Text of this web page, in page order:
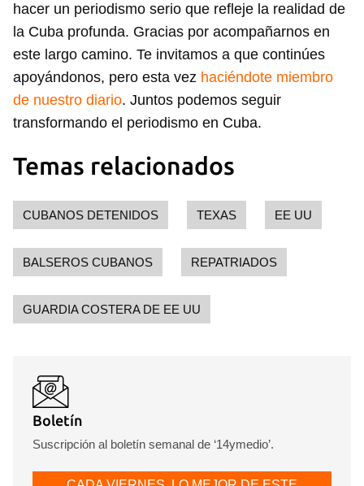
hacer un periodismo serio que refleje la realidad de
la Cuba profunda. Gracias por acompañarnos en
este largo camino. Te invitamos a que continúes
apoyándonos, pero esta vez haciéndote miembro
de nuestro diario. Juntos podemos seguir
transformando el periodismo en Cuba.
Temas relacionados
CUBANOS DETENIDOS TEXAS EE UU
BALSEROS CUBANOS REPATRIADOS
GUARDIA COSTERA DE EE UU
Boletín
Suscripción al boletín semanal de ‘14ymedio’.